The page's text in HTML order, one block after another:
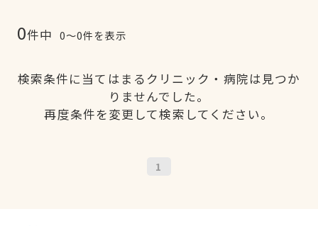
0件中 0〜0件を表示
検索条件に当てはまるクリニック・病院は見つか
りませんでした。
再度条件を変更して検索してください。
1